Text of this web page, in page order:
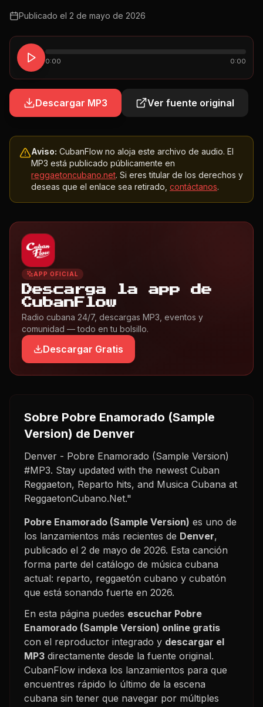
Publicado el 2 de mayo de 2026
0:00 0:00
Descargar MP3 Ver fuente original
Aviso: CubanFlow no aloja este archivo de audio. El
MP3 está publicado públicamente en
reggaetoncubano.net. Si eres titular de los derechos y
deseas que el enlace sea retirado, contáctanos.
APP OFICIAL
Descarga la app de
CubanFlow
Radio cubana 24/7, descargas MP3, eventos y
comunidad — todo en tu bolsillo.
Descargar Gratis
Sobre Pobre Enamorado (Sample
Version) de Denver
Denver - Pobre Enamorado (Sample Version)
#MP3. Stay updated with the newest Cuban
Reggaeton, Reparto hits, and Musica Cubana at
ReggaetonCubano.Net."
Pobre Enamorado (Sample Version) es uno de
los lanzamientos más recientes de Denver,
publicado el 2 de mayo de 2026. Esta canción
forma parte del catálogo de música cubana
actual: reparto, reggaetón cubano y cubatón
que está sonando fuerte en 2026.
En esta página puedes escuchar Pobre
Enamorado (Sample Version) online gratis
con el reproductor integrado y descargar el
MP3 directamente desde la fuente original.
CubanFlow indexa los lanzamientos para que
encuentres rápido lo último de la escena
cubana sin tener que navegar por múltiples